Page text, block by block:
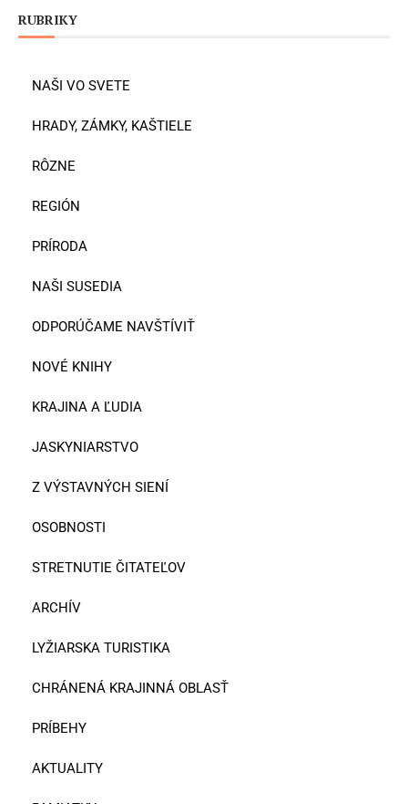
RUBRIKY
NAŠI VO SVETE
HRADY, ZÁMKY, KAŠTIELE
RÔZNE
REGIÓN
PRÍRODA
NAŠI SUSEDIA
ODPORÚČAME NAVŠTÍVIŤ
NOVÉ KNIHY
KRAJINA A ĽUDIA
JASKYNIARSTVO
Z VÝSTAVNÝCH SIENÍ
OSOBNOSTI
STRETNUTIE ČITATEĽOV
ARCHÍV
LYŽIARSKA TURISTIKA
CHRÁNENÁ KRAJINNÁ OBLASŤ
PRÍBEHY
AKTUALITY